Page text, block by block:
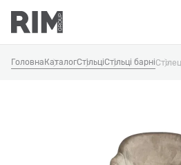
Головна КаталогСтільціСтільці барні